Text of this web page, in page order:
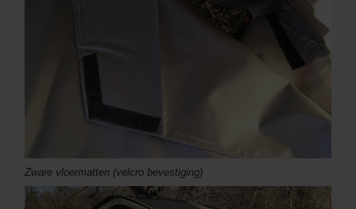
Zware vloermatten (velcro bevestiging)